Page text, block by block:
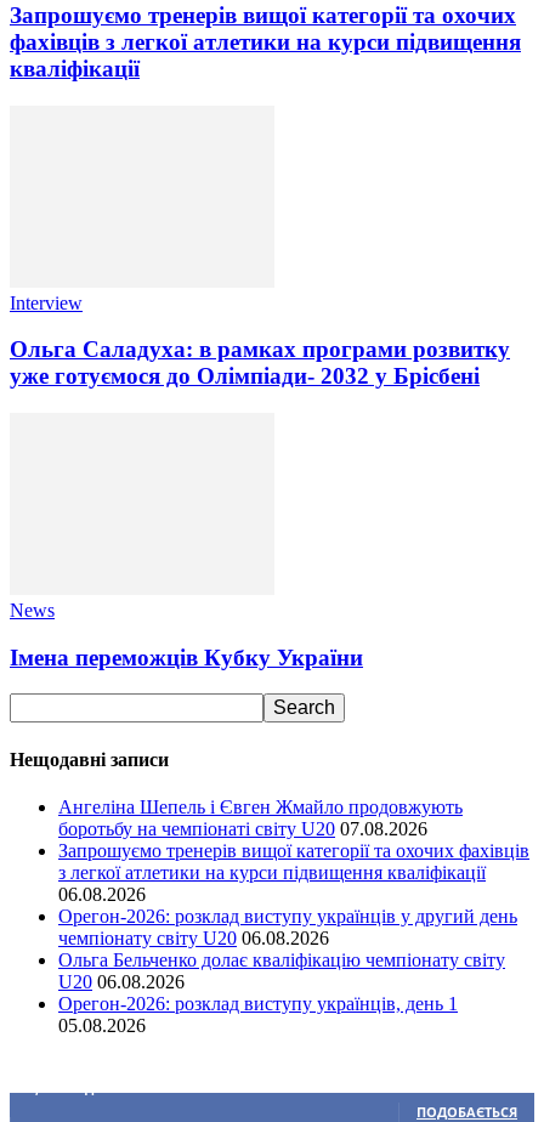
Запрошуємо тренерів вищої категорії та охочих
фахівців з легкої атлетики на курси підвищення
кваліфікації
Interview
Ольга Саладуха: в рамках програми розвитку
уже готуємося до Олімпіади- 2032 у Брісбені
News
Імена переможців Кубку України
Нещодавні записи
Ангеліна Шепель і Євген Жмайло продовжують
боротьбу на чемпіонаті світу U20 07.08.2026
Запрошуємо тренерів вищої категорії та охочих фахівців
з легкої атлетики на курси підвищення кваліфікації
06.08.2026
Орегон-2026: розклад виступу українців у другий день
чемпіонату світу U20 06.08.2026
Ольга Бельченко долає кваліфікацію чемпіонату світу
U20 06.08.2026
Орегон-2026: розклад виступу українців, день 1
05.08.2026
ПОДОБАЄТЬСЯ